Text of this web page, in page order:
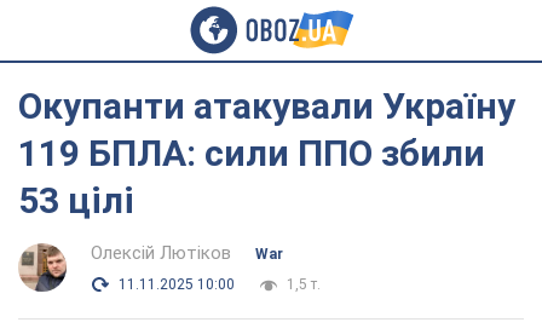
Окупанти атакували Україну
119 БПЛА: сили ППО збили
53 цілі
Олексій Лютіков
War
11.11.2025 10:00
1,5 т.